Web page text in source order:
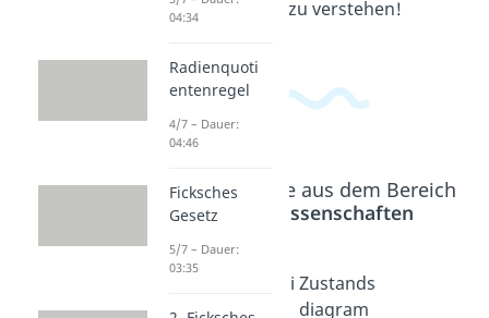
der Physik besser zu verstehen!
Beliebte Inhalte aus dem Bereich
Materialwissenschaften
al
Phasendi
agramm
Zustands
diagram
04:34
Radienquoti
entenregel
4/7 – Dauer:
04:46
Ficksches
Gesetz
5/7 – Dauer:
03:35